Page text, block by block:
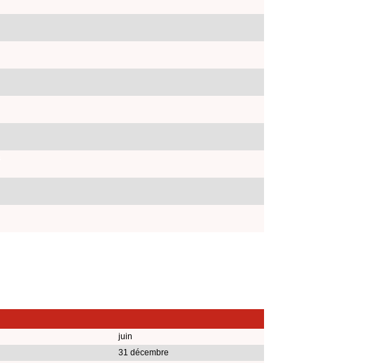
juin
31 décembre